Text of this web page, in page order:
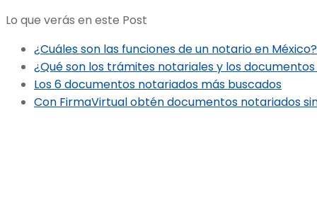
Lo que verás en este Post
¿Cuáles son las funciones de un notario en México?
¿Qué son los trámites notariales y los
Los 6 documentos notariados más buscados
Con FirmaVirtual obtén documentos notariados